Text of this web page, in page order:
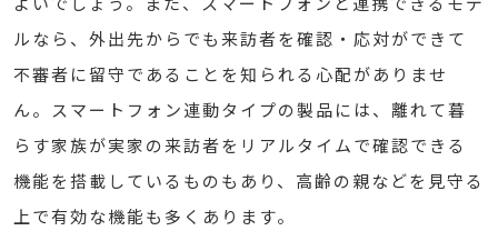
ルなら、外出先からでも来訪者を確認・応対ができて
不審者に留守であることを知られる心配がありませ
ん。スマートフォン連動タイプの製品には、離れて暮
らす家族が実家の来訪者をリアルタイムで確認できる
機能を搭載しているものもあり、高齢の親などを見守る
上で有効な機能も多くあります。